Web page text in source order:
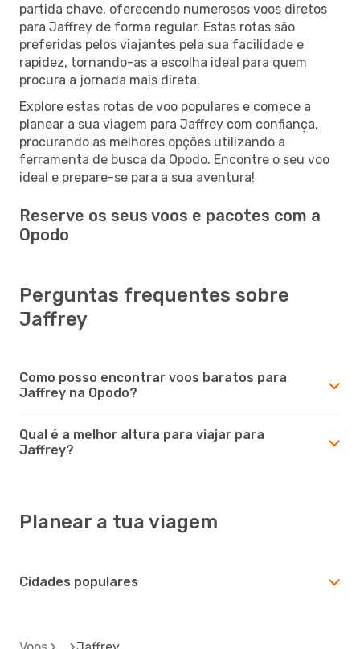
partida chave, oferecendo numerosos voos diretos
para Jaffrey de forma regular. Estas rotas são
preferidas pelos viajantes pela sua facilidade e
rapidez, tornando-as a escolha ideal para quem
procura a jornada mais direta.
Explore estas rotas de voo populares e comece a
planear a sua viagem para Jaffrey com confiança,
procurando as melhores opções utilizando a
ferramenta de busca da Opodo. Encontre o seu voo
ideal e prepare-se para a sua aventura!
Reserve os seus voos e pacotes com a
Opodo
Perguntas frequentes sobre
Jaffrey
Como posso encontrar voos baratos para
Jaffrey na Opodo?
Qual é a melhor altura para viajar para
Jaffrey?
Planear a tua viagem
Cidades populares